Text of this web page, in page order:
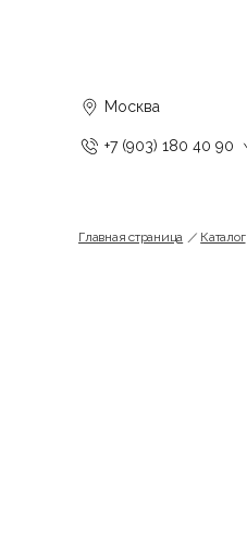
Москва
+7 (903) 180 40 90
Главная страница Каталог